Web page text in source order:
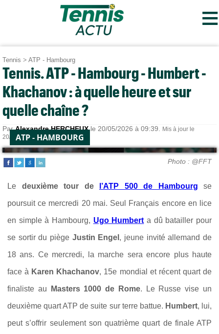
≡
Tennis > ATP - Hambourg
Tennis. ATP - Hambourg - Humbert -
Khachanov : à quelle heure et sur
quelle chaîne ?
ParAlexandre HERCHEUXle 20/05/2026 à 09:39.
Mis à jour le
20/05/2026 à 12:56.
ATP - HAMBOURG
Photo : @FFT
Le deuxième tour de l’ATP 500 de Hambourg se
poursuit ce mercredi 20 mai. Seul Français encore en lice
en simple à Hambourg, Ugo Humbert a dû batailler pour
se sortir du piège Justin Engel , jeune invité allemand de
18 ans. Ce mercredi, la marche sera encore plus haute
face à Karen Khachanov, 15e mondial et récent quart de
finaliste au Masters 1000 de Rome. Le Russe vise un
deuxième quart ATP de suite sur terre battue. Humbert, lui,
peut s’offrir seulement son quatrième quart de finale ATP